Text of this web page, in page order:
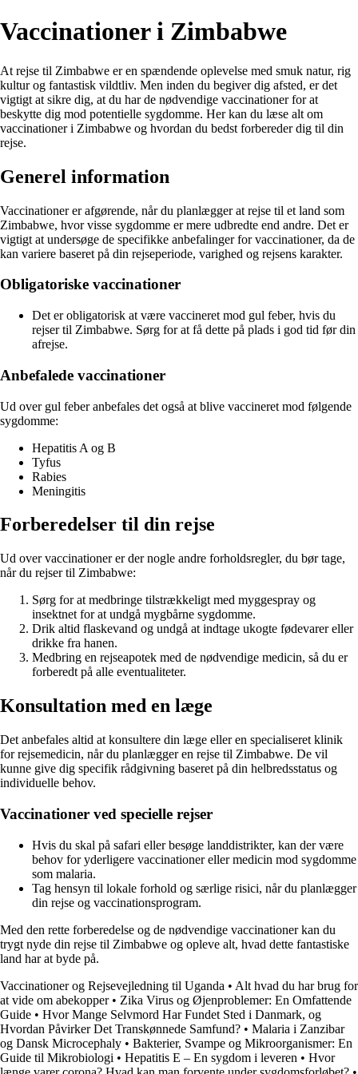
Vaccinationer i Zimbabwe
At rejse til Zimbabwe er en spændende oplevelse med smuk natur, rig
kultur og fantastisk vildtliv. Men inden du begiver dig afsted, er det
vigtigt at sikre dig, at du har de nødvendige vaccinationer for at
beskytte dig mod potentielle sygdomme. Her kan du læse alt om
vaccinationer i Zimbabwe og hvordan du bedst forbereder dig til din
rejse.
Generel information
Vaccinationer er afgørende, når du planlægger at rejse til et land som
Zimbabwe, hvor visse sygdomme er mere udbredte end andre. Det er
vigtigt at undersøge de specifikke anbefalinger for vaccinationer, da de
kan variere baseret på din rejseperiode, varighed og rejsens karakter.
Obligatoriske vaccinationer
Det er obligatorisk at være vaccineret mod gul feber, hvis du
rejser til Zimbabwe. Sørg for at få dette på plads i god tid før din
afrejse.
Anbefalede vaccinationer
Ud over gul feber anbefales det også at blive vaccineret mod følgende
sygdomme:
Hepatitis A og B
Tyfus
Rabies
Meningitis
Forberedelser til din rejse
Ud over vaccinationer er der nogle andre forholdsregler, du bør tage,
når du rejser til Zimbabwe:
Sørg for at medbringe tilstrækkeligt med myggespray og
insektnet for at undgå mygbårne sygdomme.
Drik altid flaskevand og undgå at indtage ukogte fødevarer eller
drikke fra hanen.
Medbring en rejseapotek med de nødvendige medicin, så du er
forberedt på alle eventualiteter.
Konsultation med en læge
Det anbefales altid at konsultere din læge eller en specialiseret klinik
for rejsemedicin, når du planlægger en rejse til Zimbabwe. De vil
kunne give dig specifik rådgivning baseret på din helbredsstatus og
individuelle behov.
Vaccinationer ved specielle rejser
Hvis du skal på safari eller besøge landdistrikter, kan der være
behov for yderligere vaccinationer eller medicin mod sygdomme
som malaria.
Tag hensyn til lokale forhold og særlige risici, når du planlægger
din rejse og vaccinationsprogram.
Med den rette forberedelse og de nødvendige vaccinationer kan du
trygt nyde din rejse til Zimbabwe og opleve alt, hvad dette fantastiske
land har at byde på.
Vaccinationer og Rejsevejledning til Uganda • Alt hvad du har brug for
at vide om abekopper• Zika Virus og Øjenproblemer: En Omfattende
Guide • Hvor Mange Selvmord Har Fundet Sted i Danmark, og
Hvordan Påvirker Det Transkønnede Samfund? • Malaria i Zanzibar
og Dansk Microcephaly • Bakterier, Svampe og Mikroorganismer: En
Guide til Mikrobiologi • Hepatitis E – En sygdom i leveren • Hvor